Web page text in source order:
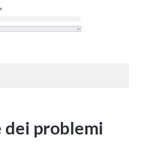
dei problemi